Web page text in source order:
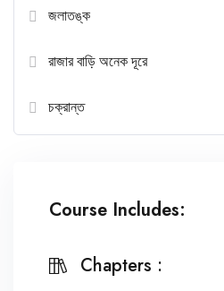
জলাতঙ্ক
রাজার বাড়ি অনেক দূরে
চক্রান্ত
Course Includes:
Chapters :